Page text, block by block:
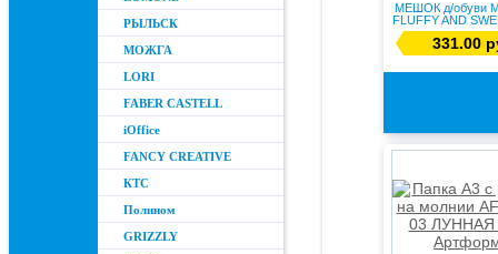
РЫЛЬСК
МОЖГА
LORI
FABER CASTELL
iOffice
FANCY CREATIVE
КТС
Полином
GRIZZLY
МЕШОК д/обуви
FLUFFY AND
к...
331.00